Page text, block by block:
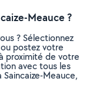
Meauce ?
? Sélectionnez
postez votre
proximité de votre
avec tous les
Meauce,